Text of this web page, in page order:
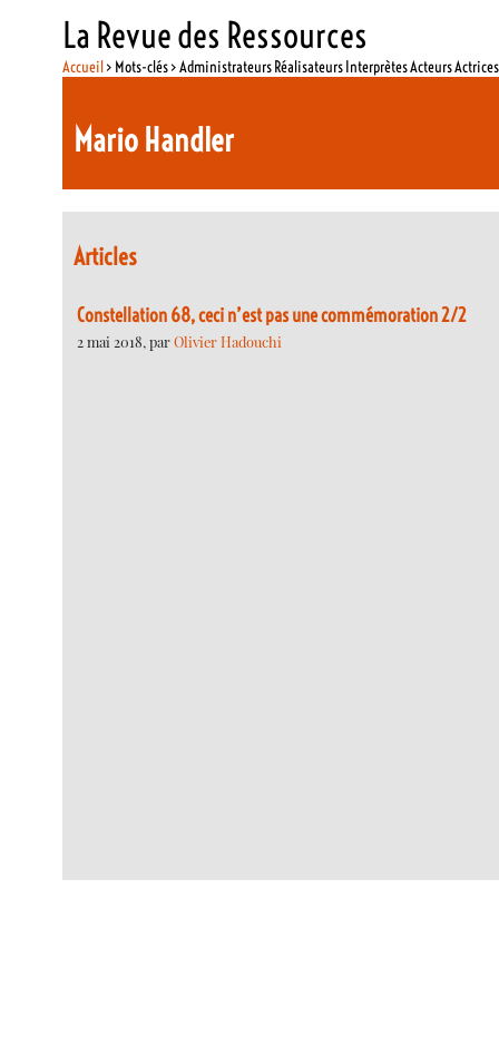
La Revue des Ressources
Accueil> Mots-clés > Administrateurs Réalisateurs Interprètes Acteurs
Mario Handler
Articles
Constellation 68, ceci n’est pas une commémoration 2/2
2 mai 2018, parOlivier Hadouchi